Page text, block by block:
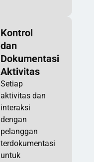
Kontrol
dan
Dokumentasi
Aktivitas
Setiap
aktivitas dan
interaksi
dengan
pelanggan
terdokumentasi
untuk